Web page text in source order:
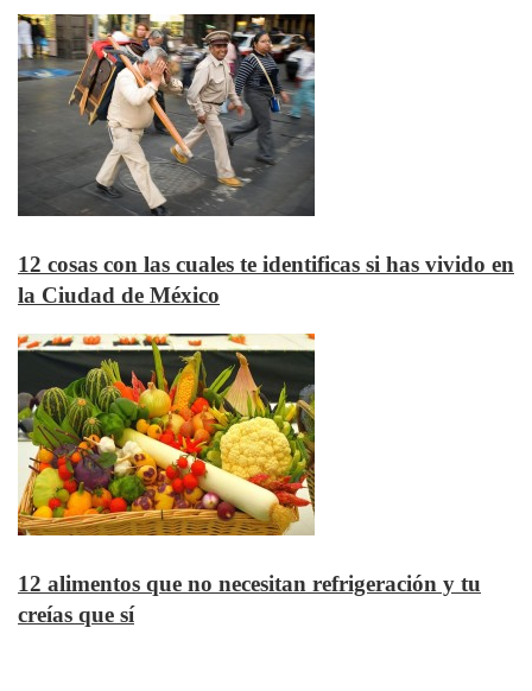
12 cosas con las cuales te identificas si has vivido en
la Ciudad de México
12 alimentos que no necesitan refrigeración y tu
creías que sí